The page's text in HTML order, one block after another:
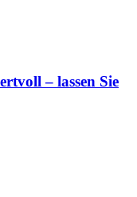
– lassen Sie